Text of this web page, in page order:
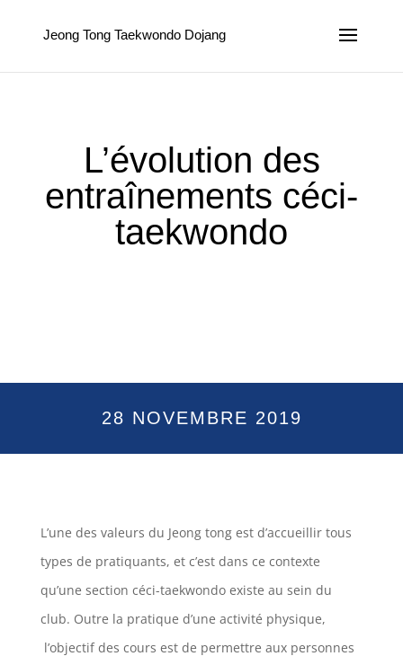
Jeong Tong Taekwondo Dojang
L’évolution des
entraînements céci-
taekwondo
28 NOVEMBRE 2019
L’une des valeurs du Jeong tong est d’accueillir tous
types de pratiquants, et c’est dans ce contexte
qu’une section céci-taekwondo existe au sein du
club. Outre la pratique d’une activité physique,
l’objectif des cours est de permettre aux personnes